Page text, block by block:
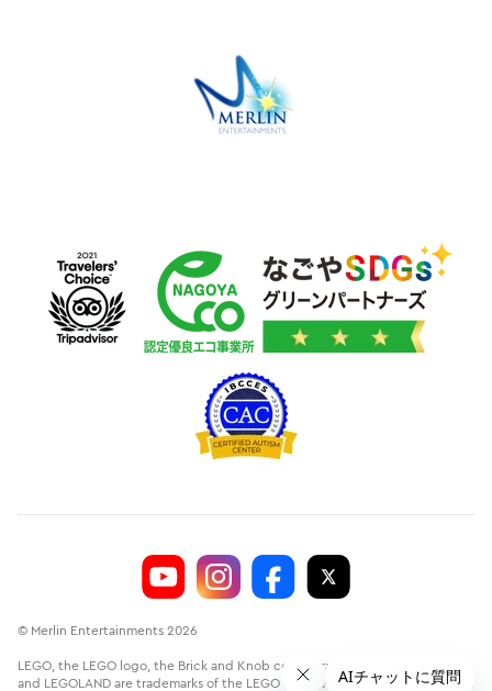
© Merlin Entertainments 2026
LEGO, the LEGO logo, the Brick and Knob configurations, the Minifigure
and LEGOLAND are trademarks of the LEGO Group.©2026 The LEGO Group.